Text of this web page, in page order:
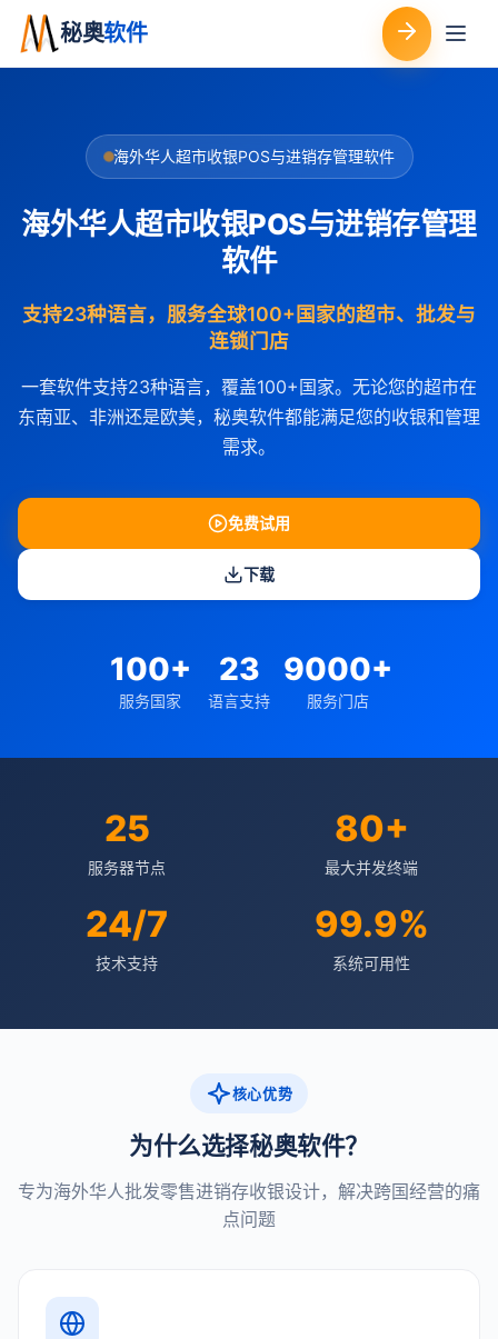
秘奥软件
海外华人超市收银POS与进销存管理软件
海外华人超市收银POS与进销存管理
软件
支持23种语言，服务全球100+国家的超市、批发与
连锁门店
一套软件支持23种语言，覆盖100+国家。无论您的超市在
东南亚、非洲还是欧美，秘奥软件都能满足您的收银和管理
需求。
免费试用
下载
100+
服务国家
23
语言支持
9000+
服务门店
25
服务器节点
80+
最大并发终端
24/7
技术支持
99.9%
系统可用性
核心优势
为什么选择秘奥软件？
专为海外华人批发零售进销存收银设计，解决跨国经营的痛
点问题